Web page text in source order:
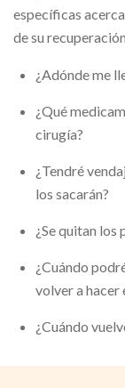
específicas
de su
¿Adónde me
¿Qué
cirugía?
¿Tendré
los sacarán?
¿Se quitan los
¿Cuándo
volver a hacer
¿Cuándo